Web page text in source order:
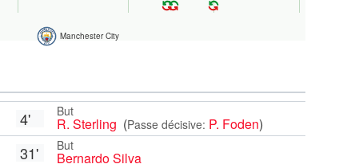
Manchester City
4' But
R. Sterling (Passe décisive: P. Foden)
31' But
Bernardo Silva